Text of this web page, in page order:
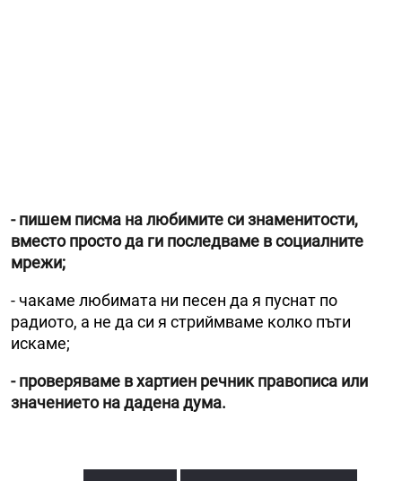
- пишем писма на любимите си знаменитости,
вместо просто да ги последваме в социалните
мрежи;
- чакаме любимата ни песен да я пуснат по
радиото, а не да си я стриймваме колко пъти
искаме;
- проверяваме в хартиен речник правописа или
значението на дадена дума.